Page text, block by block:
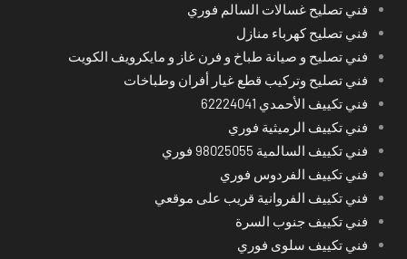
فني تصليح غسالات السالم فوري
فني تصليح كهرباء منازل
فني تصليح و صيانة طباخ و فرن غاز و مايكرويف الكويت
فني تصليح وتركيب قطع غيار أفران وطباخات
فني تكييف الأحمدي 62224041
فني تكييف الرميثية فوري
فني تكييف السالمية 98025055 فوري
فني تكييف الفردوس فوري
فني تكييف الفروانية قريب على موقعي
فني تكييف جنوب السرة
فني تكييف سلوى فوري